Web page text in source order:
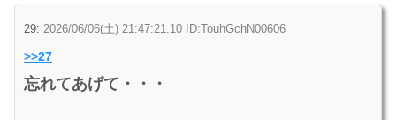
29: 2026/06/06(土) 21:47:21.10 ID:TouhGchN00606
>>27
忘れてあげて・・・